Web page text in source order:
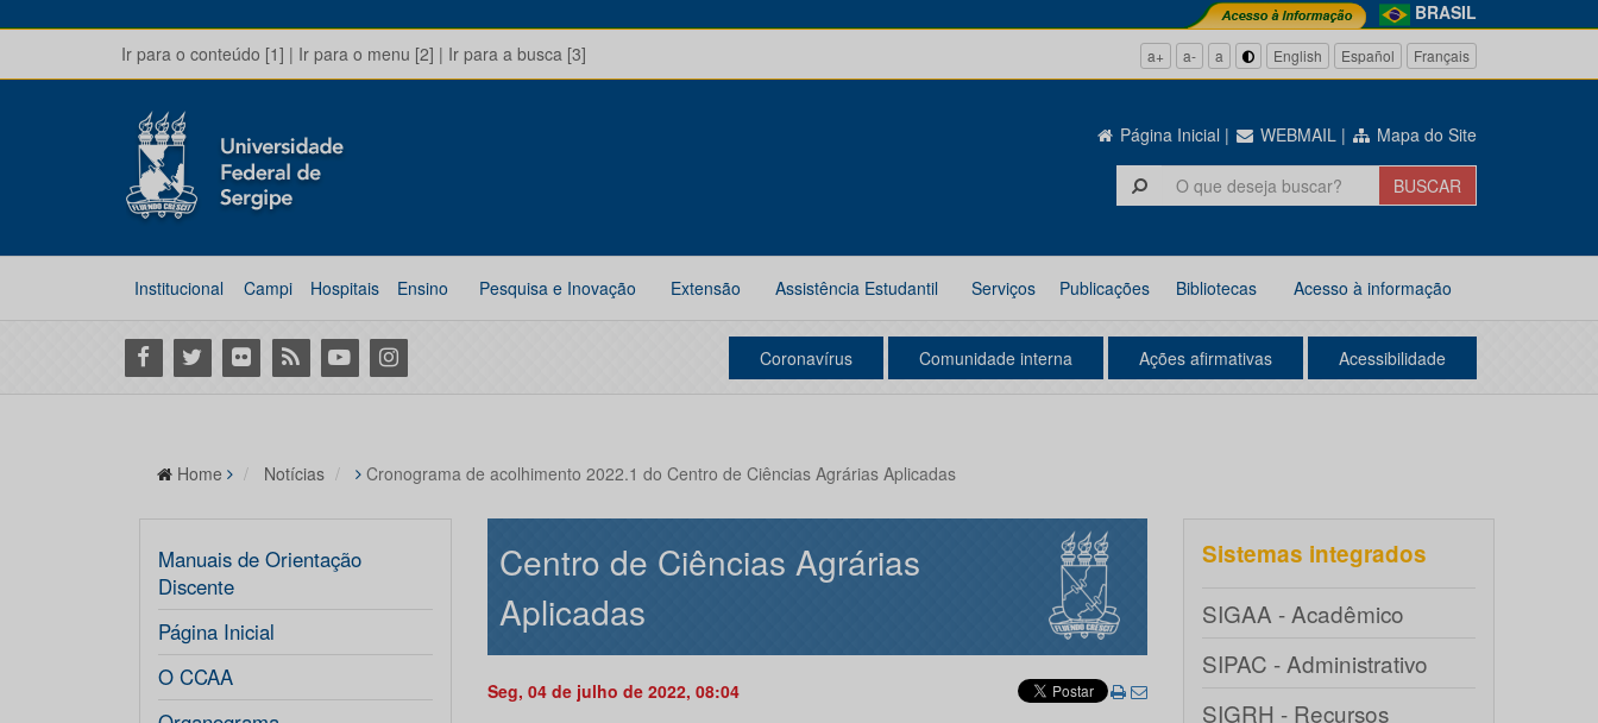
BRASIL
Ir para o conteúdo [1] | Ir para o menu [2] | Ir para a busca [3] a+ a- a English Español Français
Página Inicial | WEBMAIL | Mapa do Site
Institucional Campi Hospitais Ensino Pesquisa e Inovação Extensão Assistência Estudantil Serviços Publicações Bibliotecas Acesso à informação
Facebook
Twitter Flickr RSS YoutubeInstagram Coronavírus Comunidade interna Ações afirmativas Acessibilidade
Home Notícias Cronograma de acolhimento 2022.1 do Centro de Ciências Agrárias Aplicadas
Manuais de Orientação
Discente
Página Inicial
O CCAA
Centro de Ciências Agrárias
Aplicadas
Seg, 04 de julho de 2022, 08:04
Sistemas integrados
SIGAA - Acadêmico
SIPAC - Administrativo
SIGRH - Recursos